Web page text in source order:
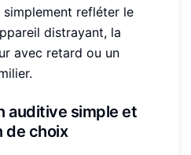
refléter le
distrayant, la
avec retard ou un
auditive simple et
de choix